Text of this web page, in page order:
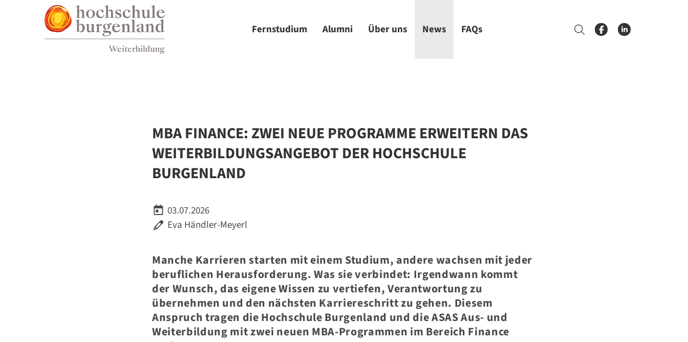
Zum Inhalt
Zum Menü
Zur Suche
Fernstudium Alumni Über uns News FAQs
MBA FINANCE: ZWEI NEUE PROGRAMME ERWEITERN DAS
WEITERBILDUNGSANGEBOT DER HOCHSCHULE
BURGENLAND
03.07.2026
Eva Händler-Meyerl
Manche Karrieren starten mit einem Studium, andere wachsen mit jeder
beruflichen Herausforderung. Was sie verbindet: Irgendwann kommt
der Wunsch, das eigene Wissen zu vertiefen, Verantwortung zu
übernehmen und den nächsten Karriereschritt zu gehen. Diesem
Anspruch tragen die Hochschule Burgenland und die ASAS Aus- und
Weiterbildung mit zwei neuen MBA-Programmen im Bereich Finance